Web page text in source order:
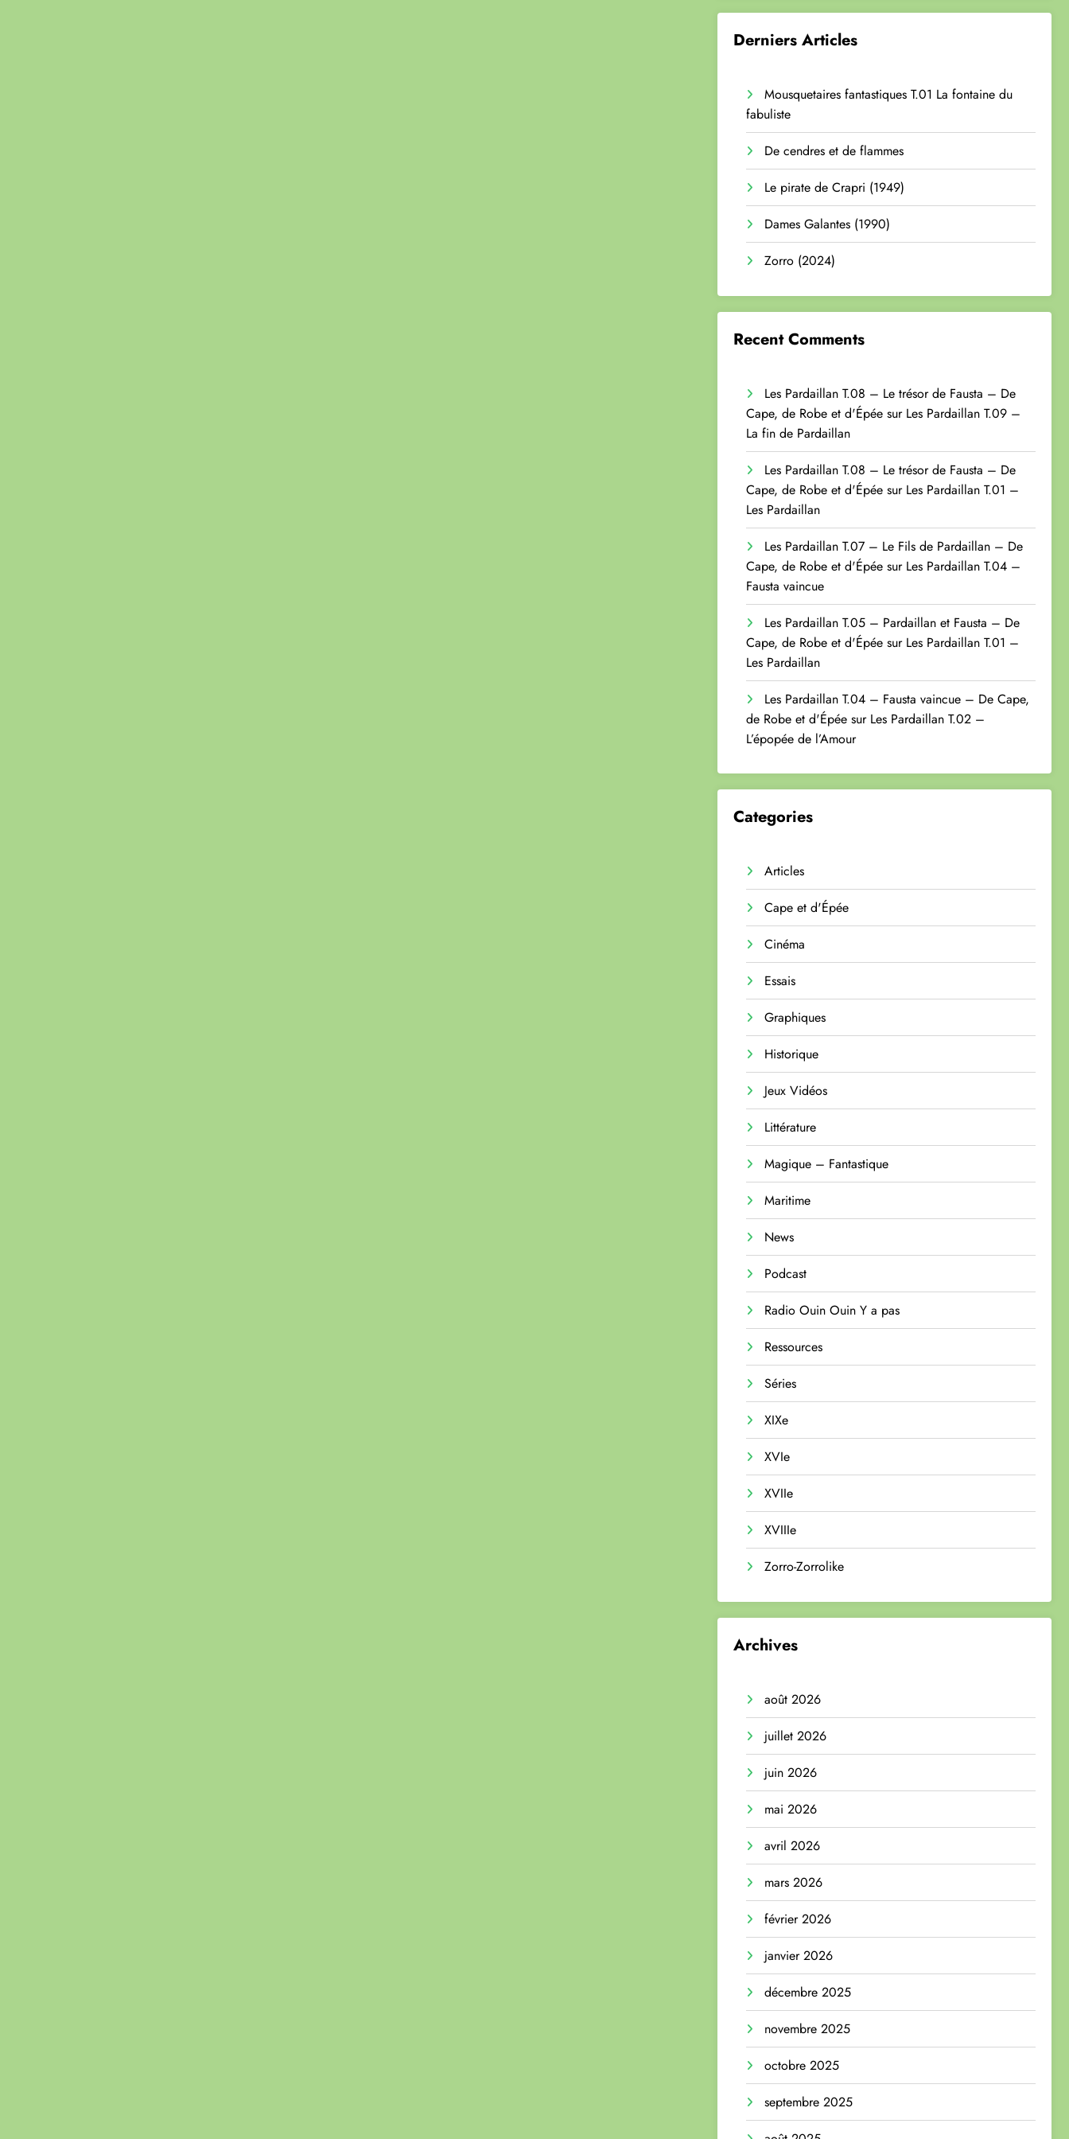
Derniers Articles
Mousquetaires fantastiques T.01 La fontaine du
fabuliste
De cendres et de flammes
Le pirate de Crapri (1949)
Dames Galantes (1990)
Zorro (2024)
Recent Comments
Les Pardaillan T.08 – Le trésor de Fausta – De
Cape, de Robe et d'Épée sur Les Pardaillan T.09 –
La fin de Pardaillan
Les Pardaillan T.08 – Le trésor de Fausta – De
Cape, de Robe et d'Épée sur Les Pardaillan T.01 –
Les Pardaillan
Les Pardaillan T.07 – Le Fils de Pardaillan – De
Cape, de Robe et d'Épée sur Les Pardaillan T.04 –
Fausta vaincue
Les Pardaillan T.05 – Pardaillan et Fausta – De
Cape, de Robe et d'Épée sur Les Pardaillan T.01 –
Les Pardaillan
Les Pardaillan T.04 – Fausta vaincue – De Cape,
de Robe et d'Épée sur Les Pardaillan T.02 –
L’épopée de l’Amour
Categories
Articles
Cape et d'Épée
Cinéma
Essais
Graphiques
Historique
Jeux Vidéos
Littérature
Magique – Fantastique
Maritime
News
Podcast
Radio Ouin Ouin Y a pas
Ressources
Séries
XIXe
XVIe
XVIIe
XVIIIe
Zorro-Zorrolike
Archives
août 2026
juillet 2026
juin 2026
mai 2026
avril 2026
mars 2026
février 2026
janvier 2026
décembre 2025
novembre 2025
octobre 2025
septembre 2025